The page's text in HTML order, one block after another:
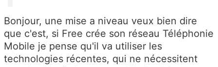
Bonjour, une mise a niveau veux bien dire
que c'est, si Free crée son réseau Téléphonie
Mobile je pense qu'il va utiliser les
technologies récentes, qui ne nécessitent